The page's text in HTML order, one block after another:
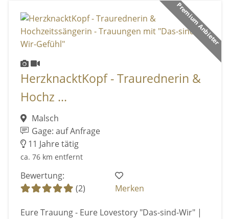
Premium Anbieter
HerzknacktKopf - Traurednerin &
Hochz ...
Malsch
Gage: auf Anfrage
11 Jahre tätig
ca. 76 km entfernt
Bewertung:
(2)
Merken
Eure Trauung - Eure Lovestory "Das-sind-Wir" |